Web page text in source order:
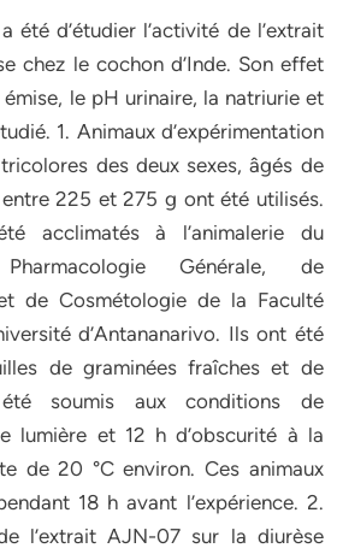
été d’étudier l’activité de l’extrait
chez le cochon d’Inde. Son effet
émise, le pH urinaire, la natriurie et
1. Animaux d’expérimentation
des deux sexes, âgés de
225 et 275 g ont été utilisés.
acclimatés à l’animalerie du
Générale, de
de Cosmétologie de la Faculté
d’Antananarivo. Ils ont été
de graminées fraîches et de
soumis aux conditions de
lumière et 12 h d’obscurité à la
de 20 °C environ. Ces animaux
18 h avant l’expérience. 2.
l’extrait AJN-07 sur la diurèse